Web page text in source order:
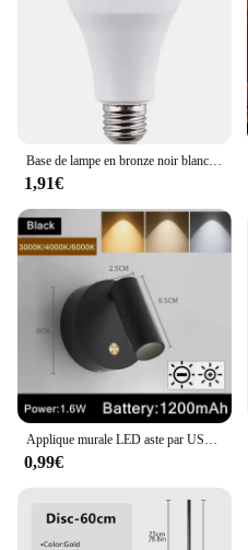
Base de lampe en bronze noir blanc argent, douille de lumière, support de douille de lampe en métal antique pour lampe structurels ente In347, Inda Edison, 1PC
1,91€
Applique murale LED aste par USB avec interrupteur tactile, base magnétique magnétique, intensité variable, noir et blanc, chambre à coucher, chevet, étude, lecture
0,99€